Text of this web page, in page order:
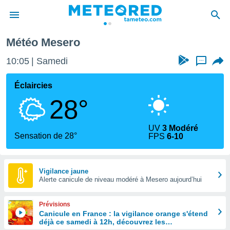
de
Météo Mesero
10:05 Samedi ...
Éclaircies
28°
Sensation de 28°
UV3 Modéré
FPS6-10
Vigilance jaune
Alerte canicule de niveau modéré à Mesero aujourd’hui
Prévisions
Canicule en France : la vigilance orange s'étend
déjà ce samedi à 12h, découvrez les